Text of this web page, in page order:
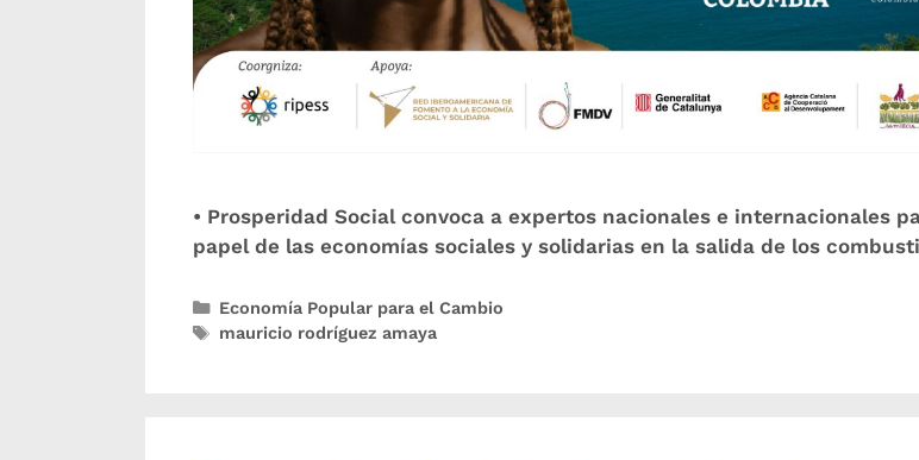
• Prosperidad Social convoca a expertos nacionales e internacionales
papel de las economías sociales y solidarias en la salida de los
Economía Popular para el Cambio
mauricio rodríguez amaya